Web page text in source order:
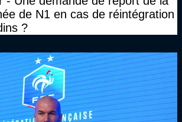
de N1 en cas de réintégration
?